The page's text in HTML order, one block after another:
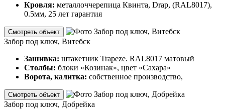
Кровля: металлоччерепица Квинта, Drap, (RAL8017),
0.5мм, 25 лет гарантия
Смотреть объект
Забор под ключ, Витебск
Зашивка: штакетник Trapeze. RAL8017 матовый
Столбы: блоки «Козинак», цвет «Сахара»
Ворота, калитка: собственное производство,
Смотреть объект
Забор под ключ, Добрейка